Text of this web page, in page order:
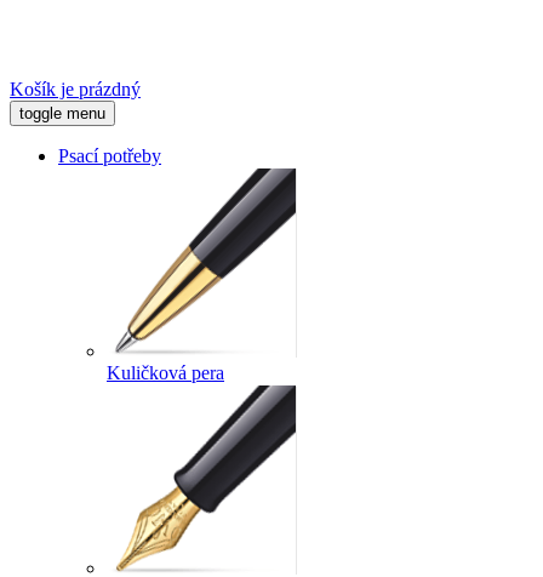
Košík je prázdný
toggle menu
Psací potřeby
Kuličková pera